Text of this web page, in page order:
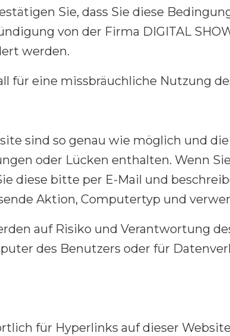
Sie, dass Sie diese
von der Firma DIGITAL
werden.
für eine missbräuchliche Nutzung
sind so genau wie möglich und
oder Lücken enthalten. Wenn
diese bitte per E-Mail und
Aktion, Computertyp und
auf Risiko und Verantwortung
des Benutzers oder für
für Hyperlinks auf dieser